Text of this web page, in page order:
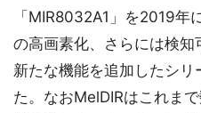
「MIR8032A1」を2019
の高画素化、さらには検知
新たな機能を追加したシリ
た。なおMelDIRはこれま